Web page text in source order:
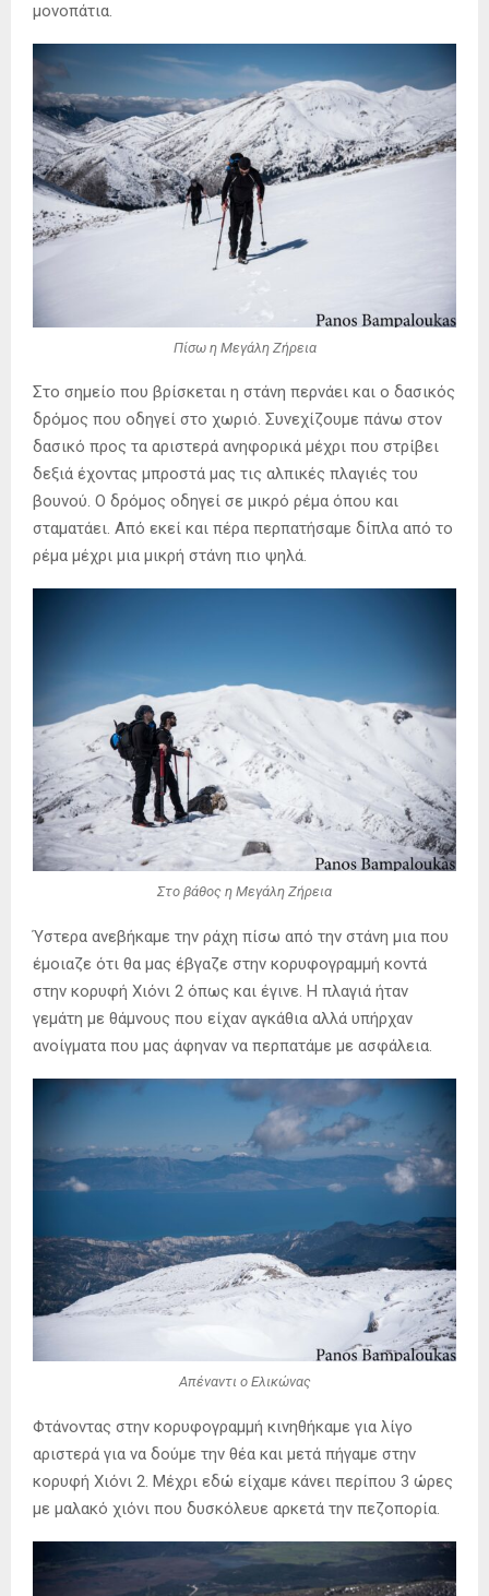
μονοπάτια.
Πίσω η Μεγάλη Ζήρεια
Στο σημείο που βρίσκεται η στάνη περνάει και ο δασικός
δρόμος που οδηγεί στο χωριό. Συνεχίζουμε πάνω στον
δασικό προς τα αριστερά ανηφορικά μέχρι που στρίβει
δεξιά έχοντας μπροστά μας τις αλπικές πλαγιές του
βουνού. Ο δρόμος οδηγεί σε μικρό ρέμα όπου και
σταματάει. Από εκεί και πέρα περπατήσαμε δίπλα από το
ρέμα μέχρι μια μικρή στάνη πιο ψηλά.
Στο βάθος η Μεγάλη Ζήρεια
Ύστερα ανεβήκαμε την ράχη πίσω από την στάνη μια που
έμοιαζε ότι θα μας έβγαζε στην κορυφογραμμή κοντά
στην κορυφή Χιόνι 2 όπως και έγινε. Η πλαγιά ήταν
γεμάτη με θάμνους που είχαν αγκάθια αλλά υπήρχαν
ανοίγματα που μας άφηναν να περπατάμε με ασφάλεια.
Απέναντι ο Ελικώνας
Φτάνοντας στην κορυφογραμμή κινηθήκαμε για λίγο
αριστερά για να δούμε την θέα και μετά πήγαμε στην
κορυφή Χιόνι 2. Μέχρι εδώ είχαμε κάνει περίπου 3 ώρες
με μαλακό χιόνι που δυσκόλευε αρκετά την πεζοπορία.